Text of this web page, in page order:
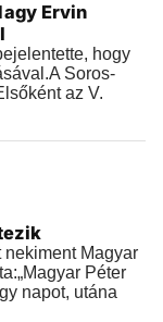
Ervin
hogy
Soros-
az V.
Magyar
Péter
napot, utána